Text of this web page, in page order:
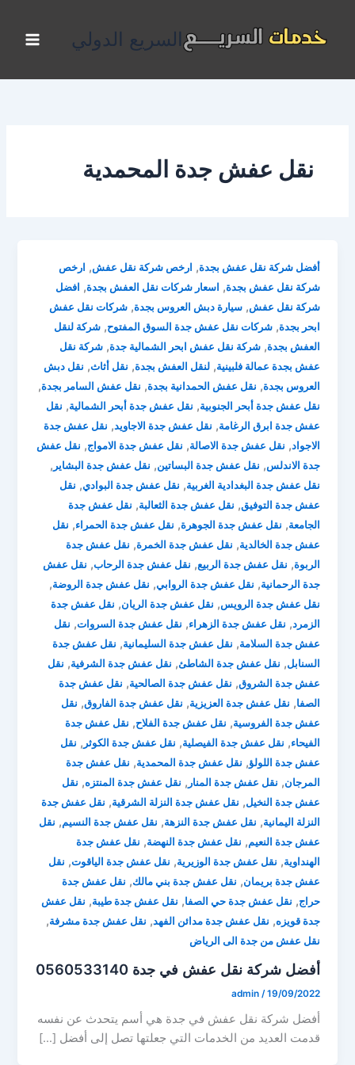
المحتوى
السريع الدولي
نقل عفش جدة المحمدية
أفضل شركة نقل عفش بجدة, ارخص شركة نقل عفش, ارخص
شركة نقل عفش بجدة, اسعار شركات نقل العفش بجدة, افضل
شركة نقل عفش,سيارة دبش العروس بجدة,شركات نقل عفش
ابحر بجدة,شركات نقل عفش جدة السوق المفتوح,شركة لنقل
العفش بجدة,شركة نقل عفش ابحر الشمالية جدة,شركة نقل
عفش بجدة عمالة فلبينية,لنقل العفش بجدة, نقل أثاث, نقل دبش
العروس بجدة, نقل عفش الحمدانية بجدة, نقل عفش السامر بجدة,
نقل عفش جدة أبحر الجنوبية, نقل عفش جدة أبحر الشمالية, نقل
عفش جدة ابرق الرغامة, نقل عفش جدة الاجاويد, نقل عفش جدة
الاجواد, نقل عفش جدة الاصالة, نقل عفش جدة الامواج, نقل عفش
جدة الاندلس, نقل عفش جدة البساتين, نقل عفش جدة البشاير ,
نقل عفش جدة البغدادية الغربية, نقل عفش جدة البوادي, نقل
عفش جدة التوفيق, نقل عفش جدة الثعالبة, نقل عفش جدة
الجامعة, نقل عفش جدة الجوهرة, نقل عفش جدة الحمراء, نقل
عفش جدة الخالدية, نقل عفش جدة الخمرة, نقل عفش جدة
الربوة, نقل عفش جدة الربيع, نقل عفش جدة الرحاب, نقل عفش
جدة الرحمانية, نقل عفش جدة الروابي, نقل عفش جدة الروضة,
نقل عفش جدة الرويس, نقل عفش جدة الريان, نقل عفش جدة
الزمرد, نقل عفش جدة الزهراء, نقل عفش جدة السروات, نقل
عفش جدة السلامة, نقل عفش جدة السليمانية, نقل عفش جدة
السنابل, نقل عفش جدة الشاطئ, نقل عفش جدة الشرفية, نقل
عفش جدة الشروق, نقل عفش جدة الصالحية, نقل عفش جدة
الصفا, نقل عفش جدة العزيزية, نقل عفش جدة الفاروق, نقل
عفش جدة الفروسية, نقل عفش جدة الفلاح, نقل عفش جدة
الفيحاء, نقل عفش جدة الفيصلية, نقل عفش جدة الكوثر , نقل
عفش جدة اللولؤ, نقل عفش جدة المحمدية, نقل عفش جدة
المرجان, نقل عفش جدة المنار , نقل عفش جدة المنتزه, نقل
عفش جدة النخيل, نقل عفش جدة النزلة الشرقية, نقل عفش جدة
النزلة اليمانية, نقل عفش جدة النزهة, نقل عفش جدة النسيم, نقل
عفش جدة النعيم, نقل عفش جدة النهضة, نقل عفش جدة
الهنداوية, نقل عفش جدة الوزيرية, نقل عفش جدة الياقوت, نقل
عفش جدة بريمان, نقل عفش جدة بني مالك, نقل عفش جدة
حراج, نقل عفش جدة حي الصفا, نقل عفش جدة طيبة, نقل عفش
جدة قويزه, نقل عفش جدة مدائن الفهد, نقل عفش جدة مشرفة,
نقل عفش من جدة الى الرياض
أفضل شركة نقل عفش في جدة 0560533140
admin /19/09/2022
أفضل شركة نقل عفش في جدة هي أسم يتحدث عن نفسه
قدمت العديد من الخدمات التي جعلتها تصل إلى أفضل […]